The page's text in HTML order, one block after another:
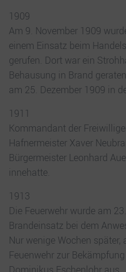
1909
Am 9. November 1909
einem Einsatz beim
gerufen. Dort war ein
Behausung in Brand
am 25. Dezember 1909 in
1911
Kommandant der
Hafnermeister Xaver
Bürgermeister Leonhard
innehatte.
1913
Die Feuerwehr wurde am
Brandeinsatz bei dem
Nur wenige Wochen
Feuenwehr zur